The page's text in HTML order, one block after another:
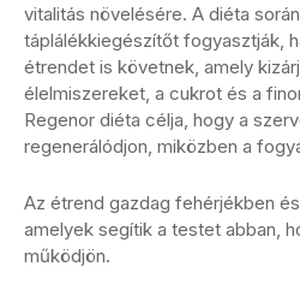
vitalitás növelésére. A diéta
táplálékkiegészítőt fogyasztják,
étrendet is követnek, amely
élelmiszereket, a cukrot és a
Regenor diéta célja, hogy a
regenerálódjon, miközben a
Az étrend gazdag fehérjékben
amelyek segítik a testet abban,
működjön.